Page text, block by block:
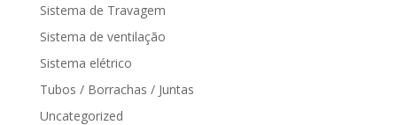
Sistema de Travagem
Sistema de ventilação
Sistema elétrico
Tubos / Borrachas / Juntas
Uncategorized